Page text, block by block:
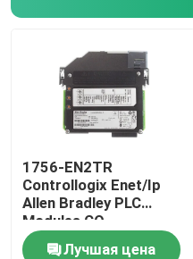
1756-EN2TR
Controllogix Enet/Ip
Allen Bradley PLC
Modules CO
Сертифицированный
Лучшая цена